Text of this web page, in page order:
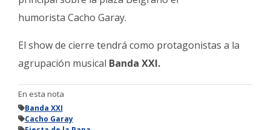
humorista Cacho Garay.
El show de cierre tendrá como protagonistas a la
agrupación musical Banda XXI.
En esta nota
Banda XXI
Cacho Garay